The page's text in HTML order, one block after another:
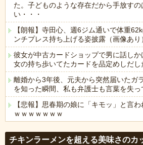
た。子どものような存在だから手放す
い・・・
【朗報】寺田心、週6ジム通いで体重
ンチプレス持ち上げる姿披露（画像あり
彼女が中古カードショップで男に話し
女の持ち歩いてたカードを品定めしだ
離婚から3年後、元夫から突然届いたガ
を知った瞬間、私も弁護士も言葉を失
【悲報】思春期の娘に「キモッ」と言
ｗｗｗｗｗｗｗ
チキンラーメンを超える美味さのカ